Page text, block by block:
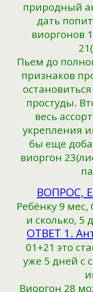
природный
дать
виоргонов
Пьем до
признаков
простуды.
весь
укрепления
бы еще
виоргон
ВОПРОС,
Ребёнку 9
и сколько, 5
ОТВЕТ 1.
01+21 это
уже 5 дней с
Виоргон 28